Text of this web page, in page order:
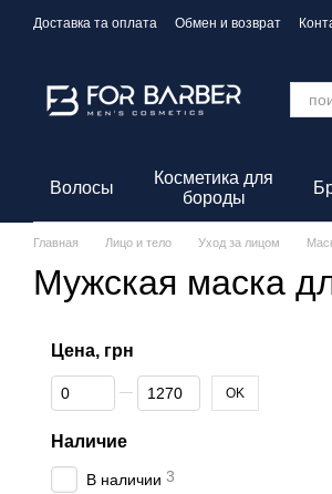
Перейти к основному контенту
Доставка та оплата Обмен и возврат
Волосы
Косметика для
бороды
Главная Лицо и тело Уход за лицом
Мужская маска
Цена, грн
От Цена, грн
До Цена, грн OK
Наличие
В наличии 3